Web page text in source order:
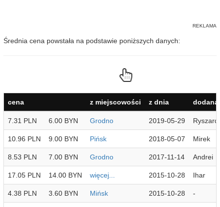
Średnia cena powstała na podstawie poniższych danych:
cena z miejscowości z dnia dodana
7.31 PLN 6.00 BYN Grodno 2019-05-29 Ryszard
10.96 PLN 9.00 BYN Pińsk 2018-05-07 Mirek
8.53 PLN 7.00 BYN Grodno 2017-11-14 Andrei
17.05 PLN 14.00 BYN więcej... 2015-10-28 Ihar
4.38 PLN 3.60 BYN Mińsk 2015-10-28 -